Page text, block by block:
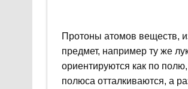
Протоны атомов веществ,
предмет, например ту же
ориентируются как по
полюса отталкиваются, а